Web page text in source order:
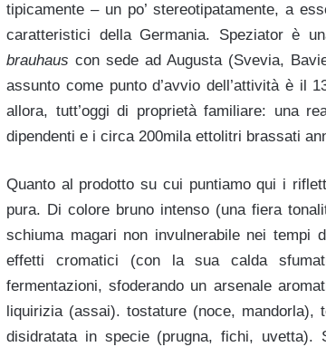
tipicamente – un po’ stereotipatamente, a
caratteristici della Germania. Speziator è
brauhaus con sede ad Augusta (Svevia,
assunto come punto d’avvio dell’attività è il
allora, tutt’oggi di proprietà familiare: una
dipendenti e i circa 200mila ettolitri brassati
Quanto al prodotto su cui puntiamo qui i
pura. Di colore bruno intenso (una fiera
schiuma magari non invulnerabile nei
effetti cromatici (con la sua calda
fermentazioni, sfoderando un arsenale
liquirizia (assai). tostature (noce,
disidratata in specie (prugna, fichi, uvetta).